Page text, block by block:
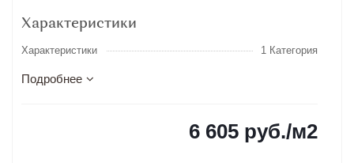
Характеристики
Характеристики 1 Категория
Подробнее
6 605 руб./м2